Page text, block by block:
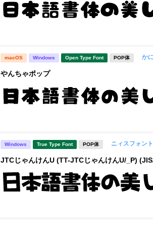
macOS Windows Open Type Font POP体 か
やんちゃポップ
Windows True Type Font POP体 ニィスフォント
JTCじゃんけんU (TT-JTCじゃんけんU/_P)